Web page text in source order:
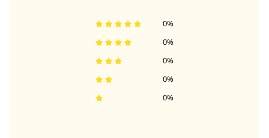
0%
0%
0%
0%
0%